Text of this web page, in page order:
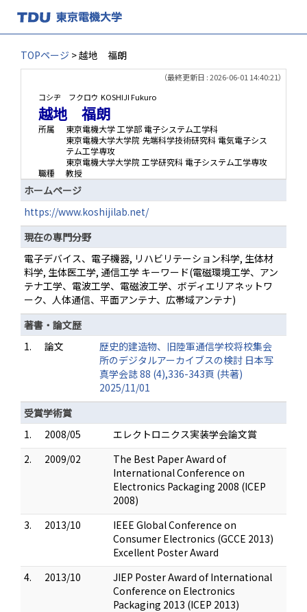
TOPページ > 越地 福朗
（最終更新日 : 2026-06-01 14:40:21）
コシヂ フクロウ KOSHIJI Fukuro
越地 福朗
所属
東京電機大学 工学部 電子システム工学科
東京電機大学大学院 先端科学技術研究科 電気電子シス
テム工学専攻
東京電機大学大学院 工学研究科 電子システム工学専攻
職種
教授
ホームページ
https://www.koshijilab.net/
現在の専門分野
電子デバイス、電子機器, リハビリテーション科学, 生体材
料学, 生体医工学, 通信工学 キーワード(電磁環境工学、アン
テナ工学、電波工学、電磁波工学、ボディエリアネットワ
ーク、人体通信、平面アンテナ、広帯域アンテナ)
著書・論文歴
1.
論文
歴史的建造物、旧陸軍通信学校将校集会
所のデジタルアーカイブスの検討 日本写
真学会誌 88 (4),336-343頁 (共著)
2025/11/01
受賞学術賞
1.
2008/05
エレクトロニクス実装学会論文賞
2.
2009/02
The Best Paper Award of
International Conference on
Electronics Packaging 2008 (ICEP
2008)
3.
2013/10
IEEE Global Conference on
Consumer Electronics (GCCE 2013)
Excellent Poster Award
4.
2013/10
JIEP Poster Award of International
Conference on Electronics
Packaging 2013 (ICEP 2013)